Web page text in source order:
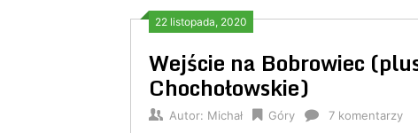
22 listopada, 2020
Wejście na Bobrowiec
Chochołowskie)
Autor: Michał Góry 7 komentarzy